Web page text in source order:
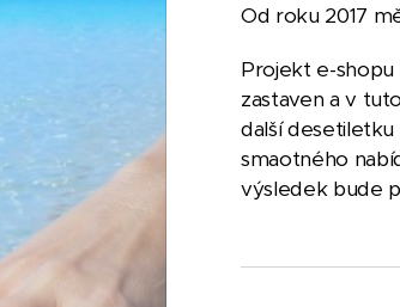
Od roku 2017
Projekt e-shopu
zastaven a v
další
smaotného
výsledek bude